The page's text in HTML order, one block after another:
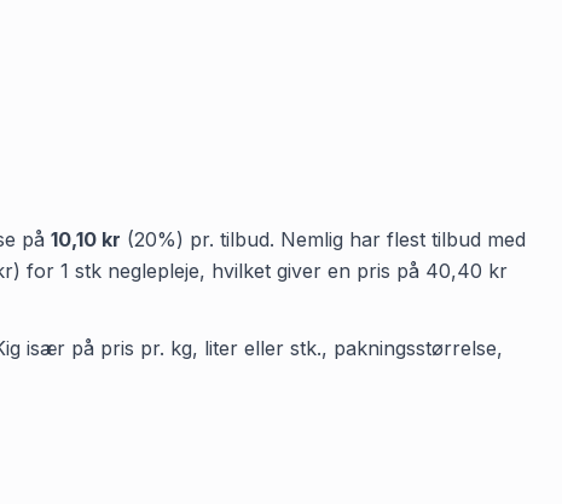
på 10,10 kr (20%) pr. tilbud. Nemlig har flest tilbud med
) for 1 stk neglepleje, hvilket giver en pris på 40,40 kr
især på pris pr. kg, liter eller stk., pakningsstørrelse,